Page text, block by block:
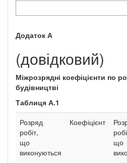
Додаток А
(довідковий)
Міжрозрядні коефіцієнти по
будівництві
Таблиця А.1
Розряд
робіт,
що
виконуються
Коефіцієнт
що